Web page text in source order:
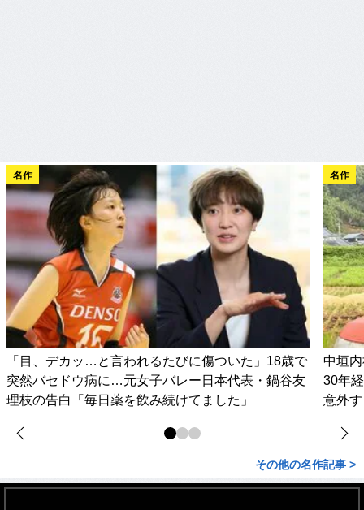
名作
「目、デカッ…と言われるたびに傷ついた」18歳で
突然バセドウ病に…元女子バレー日本代表・鍋谷友
理枝の告白「毎日薬を飲み続けてました」
名作
中垣
30年
意外
その他の名作記事 >